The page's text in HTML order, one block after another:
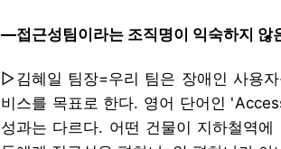
―접근성팀이라는 조직명이 익숙하지 않
▷김혜일 팀장=우리 팀은 장애인 사용
비스를 목표로 한다. 영어 단어인
성과는 다르다. 어떤 건물이 지하철역